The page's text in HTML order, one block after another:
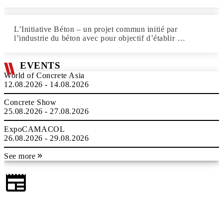
L’Initiative Béton – un projet commun initié par
l’industrie du béton avec pour objectif d’établir …
EVENTS
World of Concrete Asia
12.08.2026 - 14.08.2026
Concrete Show
25.08.2026 - 27.08.2026
ExpoCAMACOL
26.08.2026 - 29.08.2026
See more